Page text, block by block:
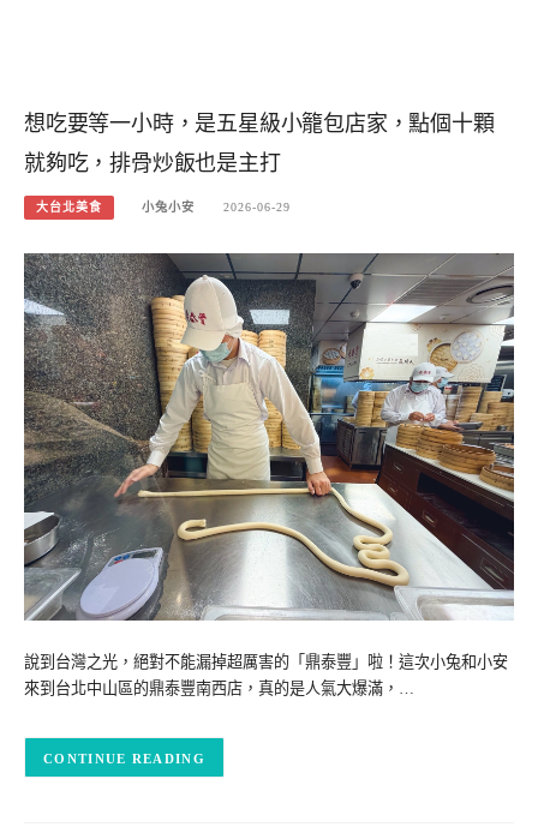
想吃要等一小時，是五星級小籠包店家，點個十顆
就夠吃，排骨炒飯也是主打
大台北美食 小兔小安 2026-06-29
說到台灣之光，絕對不能漏掉超厲害的「鼎泰豐」啦！這次小兔和小安
來到台北中山區的鼎泰豐南西店，真的是人氣大爆滿，…
CONTINUE READING